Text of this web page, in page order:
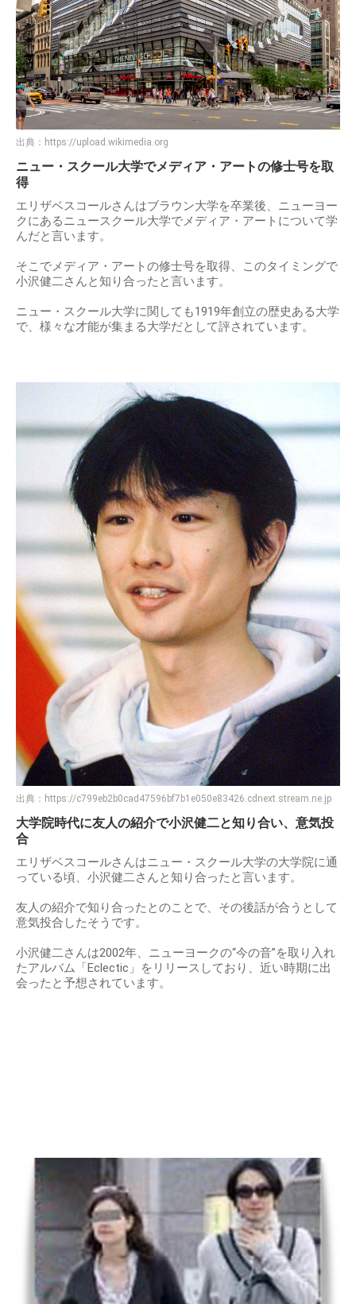
出典： https://upload.wikimedia.org
ニュー・スクール大学でメディア・アートの修士号を取
得
エリザベスコールさんはブラウン大学を卒業後、ニューヨー
クにあるニュースクール大学でメディア・アートについて学
んだと言います。
そこでメディア・アートの修士号を取得、このタイミングで
小沢健二さんと知り合ったと言います。
ニュー・スクール大学に関しても1919年創立の歴史ある大学
で、様々な才能が集まる大学だとして評されています。
出典： https://c799eb2b0cad47596bf7b1e050e83426.cdnext.stream.ne.jp
大学院時代に友人の紹介で小沢健二と知り合い、意気投
合
エリザベスコールさんはニュー・スクール大学の大学院に通
っている頃、小沢健二さんと知り合ったと言います。
友人の紹介で知り合ったとのことで、その後話が合うとして
意気投合したそうです。
小沢健二さんは2002年、ニューヨークの“今の音”を取り入れ
たアルバム「Eclectic」をリリースしており、近い時期に出
会ったと予想されています。